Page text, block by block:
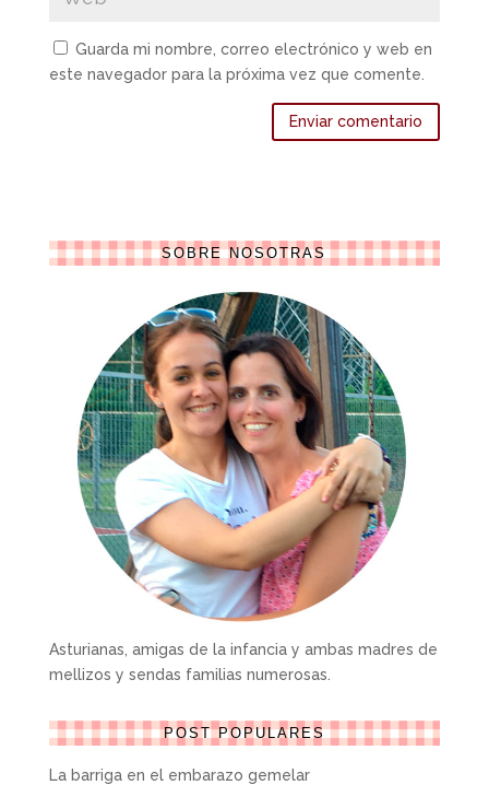
Guarda mi nombre, correo electrónico y web en
este navegador para la próxima vez que comente.
SOBRE NOSOTRAS
Asturianas, amigas de la infancia y ambas madres de
mellizos y sendas familias numerosas.
POST POPULARES
La barriga en el embarazo gemelar